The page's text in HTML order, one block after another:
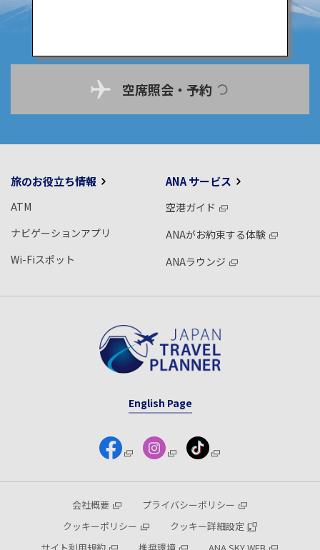
空席照会・予約
旅のお役立ち情報
ATM
ナビゲーションアプリ
Wi-Fiスポット
ANA サービス
空港ガイド
ANAがお約束する体験
ANAラウンジ
English Page
会社概要
プライバシーポリシー
クッキーポリシー
クッキー詳細設定